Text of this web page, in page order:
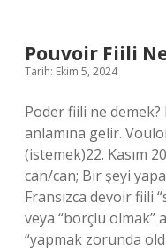
Pouvoir Fiili
Tarih: Ekim 5, 2024
Poder fiili ne
anlamına gelir.
(istemek)22. Kasım
can/can; Bir şeyi
Fransızca devoir fiili
veya “borçlu olmak”
“yapmak zorunda